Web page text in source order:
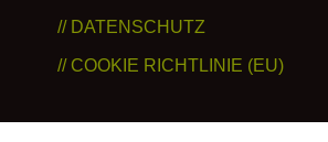
// DATENSCHUTZ
// COOKIE RICHTLINIE (EU)